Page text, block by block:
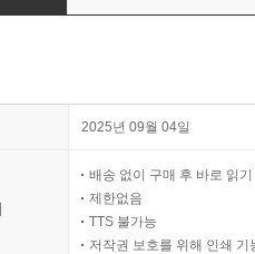
2025년 09월 04일
배송 없이 구매 후 바로 읽기
제한없음
TTS 불가능
저작권 보호를 위해 인쇄 기